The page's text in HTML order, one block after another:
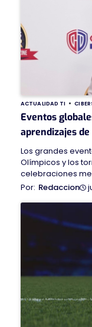
ACTUALIDAD TI
Eventos
aprendizajes
Los grandes
Olímpicos y los
celebraciones
Redaccion